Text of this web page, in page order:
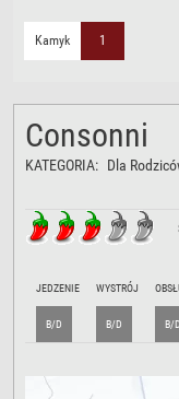
Kamyk 1
Consonni
KATEGORIA: Dla
JEDZENIE
B/D
WYSTRÓJ
B/D B/D